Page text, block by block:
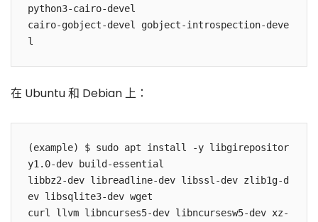
python3-cairo-devel
cairo-gobject-devel gobject-introspection-deve
l
在 Ubuntu 和 Debian 上：
(example) $ sudo apt install -y libgirepositor
y1.0-dev build-essential
libbz2-dev libreadline-dev libssl-dev zlib1g-d
ev libsqlite3-dev wget
curl llvm libncurses5-dev libncursesw5-dev xz-